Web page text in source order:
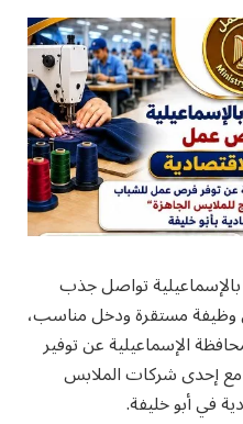
تواصل جذب
وظيفة مستقرة ودخل مناسب،
الإسماعيلية عن توفير
مع إحدى شركات الملابس
في أبو خليفة.